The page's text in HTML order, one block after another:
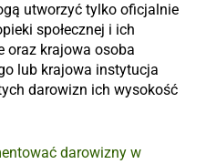
utworzyć tylko oficjalnie
społecznej i ich
oraz krajowa osoba
lub krajowa instytucja
darowizn ich wysokość
darowizny w